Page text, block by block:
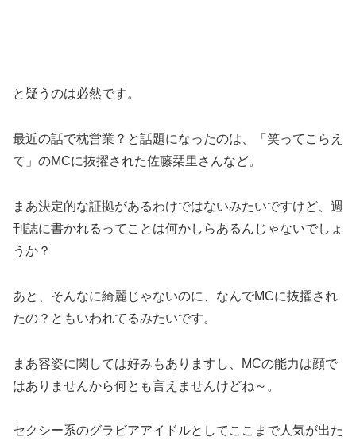
と疑うのは必然です。
最近の話で枕営業？と話題になったのは、「笑ってこらえ
て」のMCに抜擢された佐藤栞里さんなど。
まあ決定的な証拠があるわけではないみたいですけど、週
刊誌に書かれるってことは何かしらあるんじゃないでしょ
うか？
あと、そんなに綺麗じゃないのに、なんでMCに抜擢され
たの？ともいわれてるみたいです。
まあ容姿に関しては好みもありますし、MCの能力は顔で
はありませんから何とも言えませんけどね～。
セクシー系のグラビアアイドルとしてここまで人気が出た